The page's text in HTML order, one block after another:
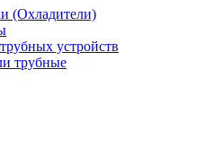
(Охладители)
устройств
трубные